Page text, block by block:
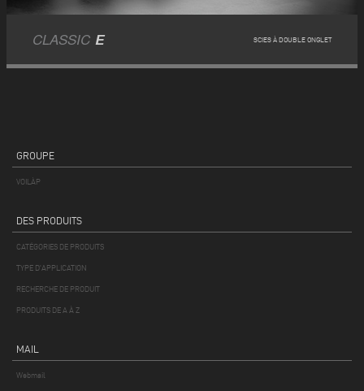
CLASSIC E SCIES À DOUBLE ONGLET
GROUPE
VOILÀP
DES PRODUITS
CATÉGORIES DE PRODUITS
TYPE D'APPLICATION
RECHERCHE DE PRODUIT
PRODUITS DE A À Z
MAIL
Webmail